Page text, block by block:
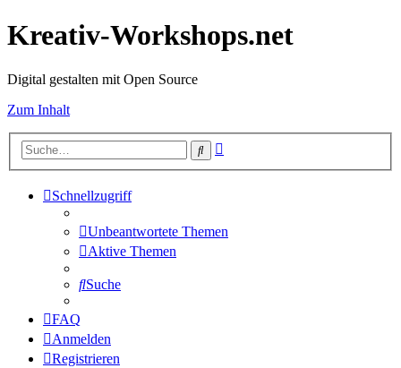
Kreativ-Workshops.net
Digital gestalten mit Open Source
Zum Inhalt
Suche
Schnellzugriff
Unbeantwortete Themen
Aktive Themen
Suche
FAQ
Anmelden
Registrieren